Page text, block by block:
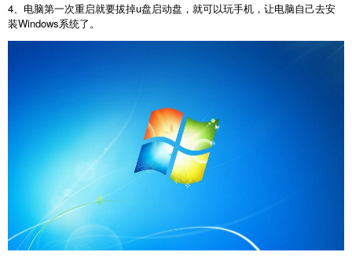
4、电脑第一次重启就要拔掉u盘启动盘，就可以玩手机，让电脑自己去安
装Windows系统了。